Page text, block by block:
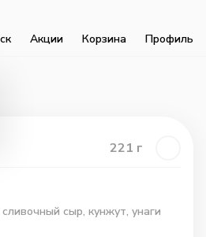
Акции Корзина Профиль
221 г
сыр, кунжут, унаги